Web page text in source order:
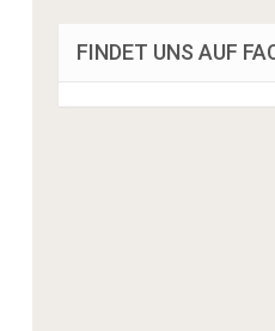
FINDET UNS AUF